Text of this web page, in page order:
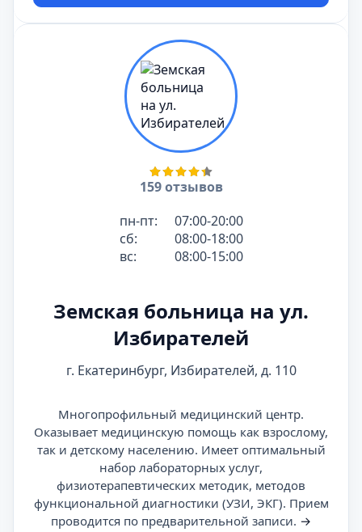
159 отзывов
пн-пт:
07:00-20:00
сб:
08:00-18:00
вс:
08:00-15:00
Земская больница на ул.
Избирателей
г. Екатеринбург, Избирателей, д. 110
Многопрофильный медицинский центр.
Оказывает медицинскую помощь как взрослому,
так и детскому населению. Имеет оптимальный
набор лабораторных услуг,
физиотерапевтических методик, методов
функциональной диагностики (УЗИ, ЭКГ). Прием
проводится по предварительной записи. →